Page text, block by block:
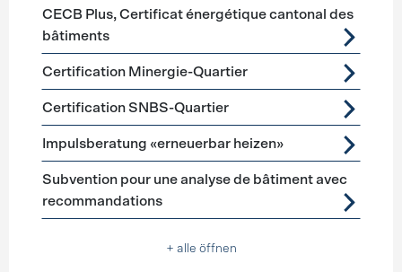
CECB Plus, Certificat énergétique cantonal des
bâtiments
Certification Minergie-Quartier
Certification SNBS-Quartier
Impulsberatung «erneuerbar heizen»
Subvention pour une analyse de bâtiment avec
recommandations
+ alle öffnen